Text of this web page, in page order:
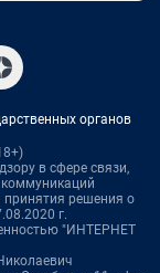
органов
в сфере связи,
решения о
г.
"ИНТЕРНЕТ